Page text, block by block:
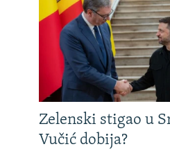
Zelenski stigao u
Vučić dobija?